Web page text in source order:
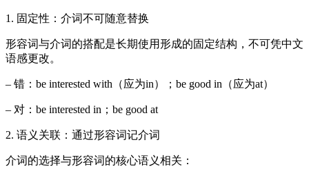
1. 固定性：介词不可随意替换
形容词与介词的搭配是长期使用形成的固定结构，不可凭中文
语感更改。
– 错：be interested with（应为in）；be good in（应为at）
– 对：be interested in；be good at
2. 语义关联：通过形容词记介词
介词的选择与形容词的核心语义相关：